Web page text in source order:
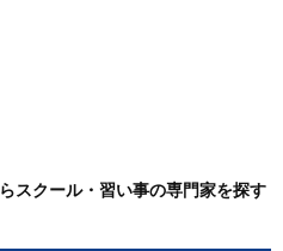
スクール・習い事の専門家を探す